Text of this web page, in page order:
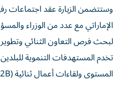
وستتضمن الزيارة عقد اجتماعات
الإماراتي مع عدد من الوزراء
لبحث فرص التعاون الثنائي
تخدم المستهدفات التنموية
المستوى ولقاءات أعمال ثنائية (B2B).